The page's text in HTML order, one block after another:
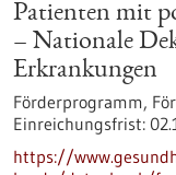
Patienten mit
– Nationale
Erkrankungen
Förderprogramm,
Einreichungsfrist:
https://